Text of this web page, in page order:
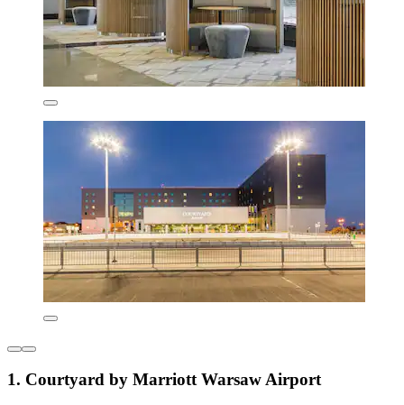
1. Courtyard by Marriott Warsaw Airport